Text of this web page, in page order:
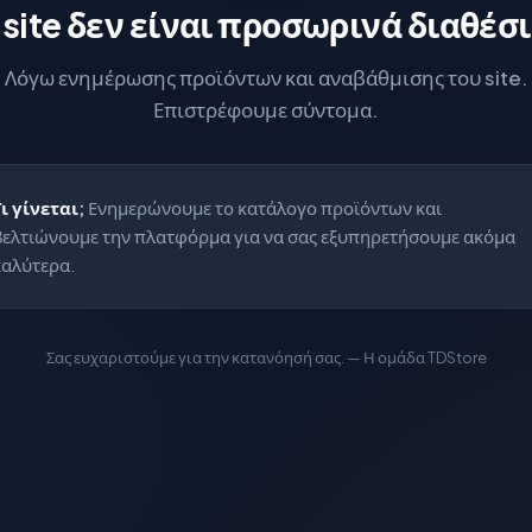
δεν είναι προσωρινά
Λόγω ενημέρωσης προϊόντων και αναβάθμισης του site.
Επιστρέφουμε σύντομα.
γίνεται; Ενημερώνουμε το κατάλογο προϊόντων και
την πλατφόρμα για να σας εξυπηρετήσουμε ακόμα
Σας ευχαριστούμε για την κατανόησή σας. — Η ομάδα TDStore